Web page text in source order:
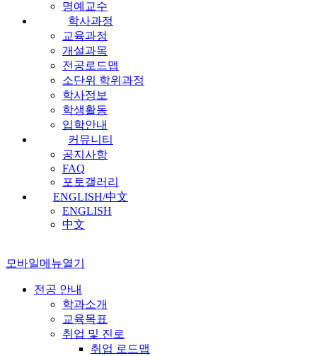
명예교수
학사과정
교육과정
개설과목
전공로드맵
소단위 학위과정
학사정보
학생활동
입학안내
커뮤니티
공지사항
FAQ
포토갤러리
ENGLISH/中文
ENGLISH
中文
모바일메뉴열기
전공 안내
학과소개
교육목표
취업 및 진로
취업 로드맵